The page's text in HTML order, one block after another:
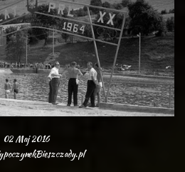
02 Maj 2016